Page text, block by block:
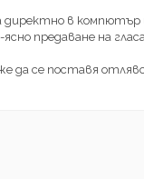
директно в
предаване на
да се поставя